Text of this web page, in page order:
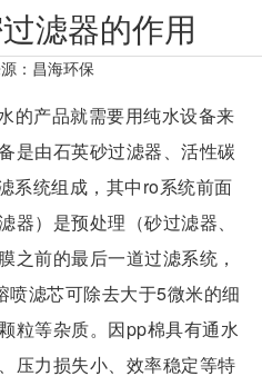
滤器的作用
：昌海环保
的产品就需要用纯水设备来
是由石英砂过滤器、活性碳
系统组成，其中ro系统前面
器）是预处理（砂过滤器、
之前的最后一道过滤系统，
滤芯可除去大于5微米的细
粒等杂质。因pp棉具有通水
压力损失小、效率稳定等特